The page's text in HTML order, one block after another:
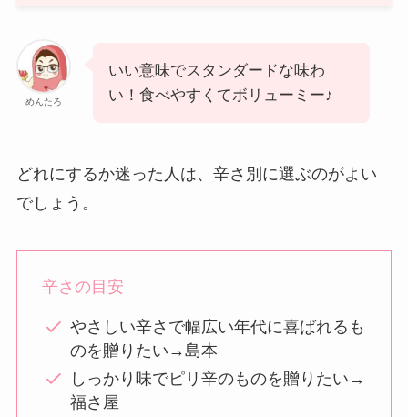
めんたろ
いい意味でスタンダードな味わ
い！食べやすくてボリューミー♪
どれにするか迷った人は、辛さ別に選ぶのがよい
でしょう。
辛さの目安
やさしい辛さで幅広い年代に喜ばれるも
のを贈りたい→島本
しっかり味でピリ辛のものを贈りたい→
福さ屋